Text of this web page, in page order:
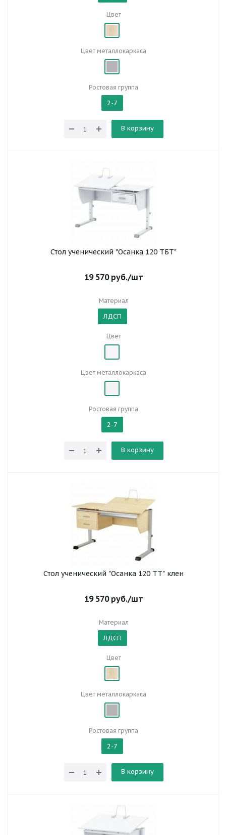
Цвет
Цвет металлокаркаса
Ростовая группа
2-7
В корзину
Стол ученический "Осанка 120 ТБТ"
19 570руб./шт
Материал
ЛДСП
Цвет
Цвет металлокаркаса
Ростовая группа
2-7
В корзину
Стол ученический "Осанка 120 ТТ" клен
19 570руб./шт
Материал
ЛДСП
Цвет
Цвет металлокаркаса
Ростовая группа
2-7
В корзину